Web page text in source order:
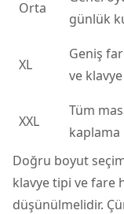
Orta
günlük
XL
Geniş
ve
XXL
Tüm
kaplama
Doğru boyut
klavye tipi ve fare
düşünülmelidir.